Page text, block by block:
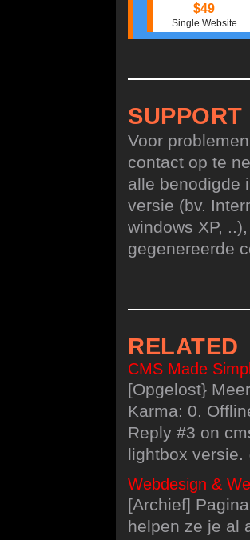
$49
Single Website
SUPPORT
Voor
contact op te
alle benodigde
versie (bv.
windows XP,
gegenereerde
RELATED
CMS Made
[Opgelost}
Karma: 0.
Reply #3 on
lightbox versie.
Webdesign &
[Archief]
helpen ze je al